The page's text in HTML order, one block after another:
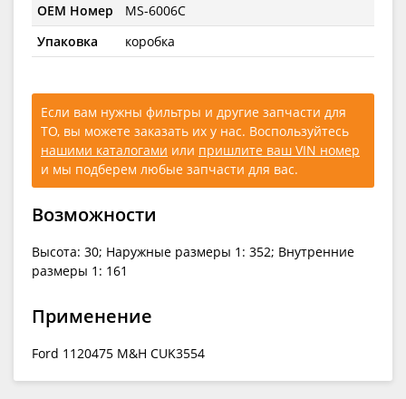
OEM Номер
MS-6006C
Упаковка
коробка
Если вам нужны фильтры и другие запчасти для
ТО, вы можете заказать их у нас. Воспользуйтесь
нашими каталогами или пришлите ваш VIN номер
и мы подберем любые запчасти для вас.
Возможности
Высота: 30; Наружные размеры 1: 352; Внутренние
размеры 1: 161
Применение
Ford 1120475 M&H CUK3554